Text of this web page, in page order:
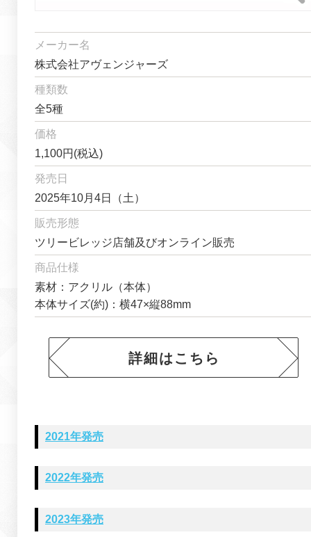
メーカー名
株式会社アヴェンジャーズ
種類数
全5種
価格
1,100円(税込)
発売日
2025年10月4日（土）
販売形態
ツリービレッジ店舗及びオンライン販売
商品仕様
素材：アクリル（本体）
本体サイズ(約)：横47×縦88mm
詳細はこちら
2021年発売
2022年発売
2023年発売